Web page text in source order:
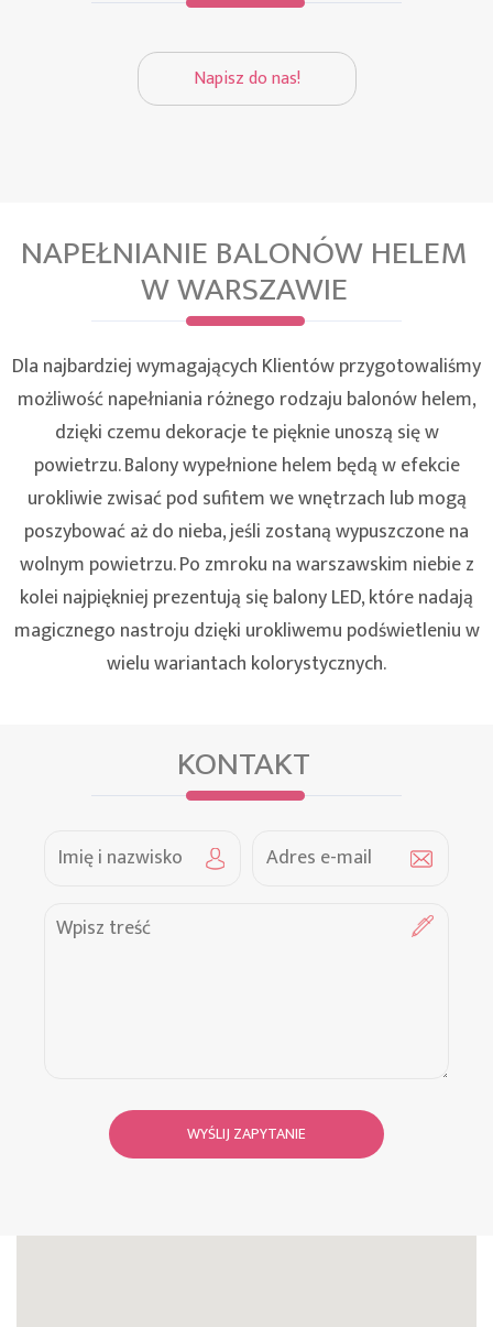
Napisz do nas!
NAPEŁNIANIE BALONÓW HELEM
W WARSZAWIE
Dla najbardziej wymagających Klientów przygotowaliśmy
możliwość napełniania różnego rodzaju balonów helem,
dzięki czemu dekoracje te pięknie unoszą się w
powietrzu. Balony wypełnione helem będą w efekcie
urokliwie zwisać pod sufitem we wnętrzach lub mogą
poszybować aż do nieba, jeśli zostaną wypuszczone na
wolnym powietrzu. Po zmroku na warszawskim niebie z
kolei najpiękniej prezentują się balony LED, które nadają
magicznego nastroju dzięki urokliwemu podświetleniu w
wielu wariantach kolorystycznych.
KONTAKT